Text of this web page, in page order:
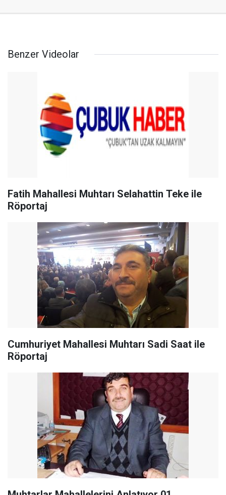
Benzer Videolar
Fatih Mahallesi Muhtarı Selahattin Teke ile
Röportaj
Cumhuriyet Mahallesi Muhtarı Sadi Saat ile
Röportaj